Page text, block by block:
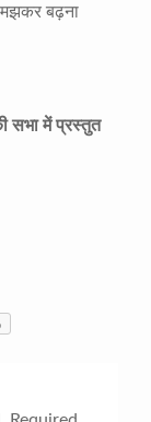
बढ़ना
सभा में प्रस्तुत